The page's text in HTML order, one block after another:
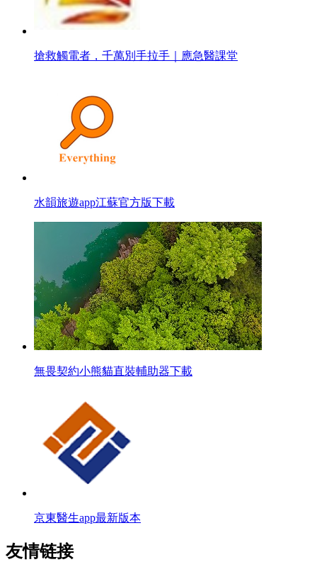
搶救觸電者，千萬別手拉手｜應急醫課堂
水韻旅遊app江蘇官方版下載
無畏契約小熊貓直裝輔助器下載
京東醫生app最新版本
友情链接